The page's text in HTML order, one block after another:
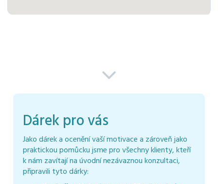
Dárek pro vás
Jako dárek a ocenění vaší motivace a zároveň jako
praktickou pomůcku jsme pro všechny klienty, kteří
k nám zavítají na úvodní nezávaznou konzultaci,
připravili tyto dárky: